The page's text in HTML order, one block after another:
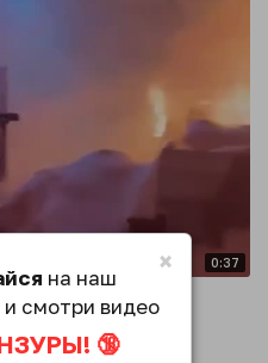
0:37
×
на наш
и смотри видео
🔞